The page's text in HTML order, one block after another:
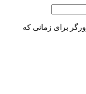
برای زمانی که